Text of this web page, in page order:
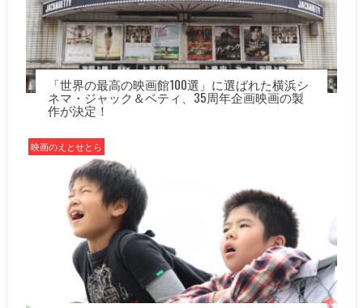
「世界の最高の映画館100選」に選ばれた横浜シ
ネマ・ジャック＆ベティ、35周年企画映画の製
作が決定！
映画のえとせとら